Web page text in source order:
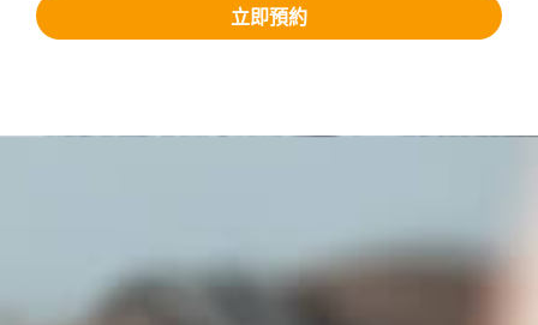
立即預約